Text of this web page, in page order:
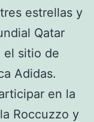
estrellas y
Qatar
el sitio de
Adidas.
en la
Roccuzzo y